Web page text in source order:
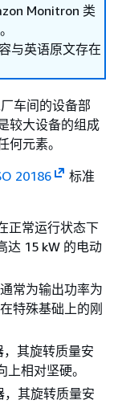
Monitron 类
。
与英语原文存在
车间的设备部
较大设备的组成
元素。
20186
标准
正常运行状态下
达 15 kW 的电动
常为输出功率为
特殊基础上的刚
其旋转质量安
相对坚硬。
其旋转质量安